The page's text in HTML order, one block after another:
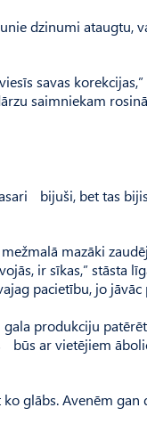
dzinumi ataugtu,
savas korekcijas,”
saimniekam
bijuši, bet tas
mazāki
ir sīkas,” stāsta
pacietību, jo jāvāc
produkciju
būs ar vietējiem
glābs. Avenēm gan